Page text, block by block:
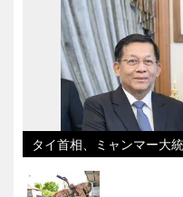
タイ首相、ミャンマー大